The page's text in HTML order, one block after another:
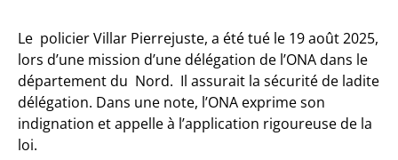
Le policier Villar Pierrejuste, a été tué le 19 août 2025,
lors d’une mission d’une délégation de l’ONA dans le
département du Nord. Il assurait la sécurité de ladite
délégation. Dans une note, l’ONA exprime son
indignation et appelle à l’application rigoureuse de la
loi.